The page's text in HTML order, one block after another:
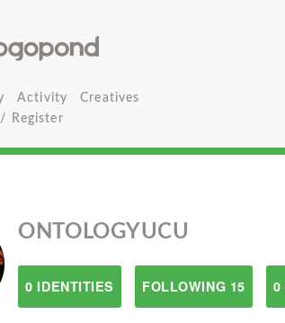
Activity
Creatives
Register
ONTOLOGYUCU
0 IDENTITIES FOLLOWING 15 0